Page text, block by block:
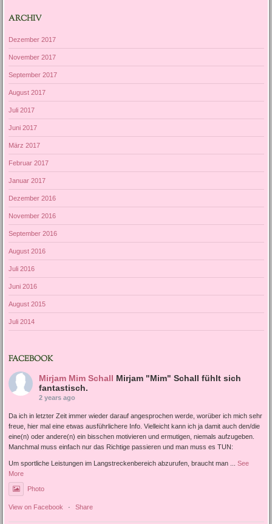
ARCHIV
Dezember 2017
November 2017
September 2017
August 2017
Juli 2017
Juni 2017
März 2017
Februar 2017
Januar 2017
Dezember 2016
November 2016
September 2016
August 2016
Juli 2016
Juni 2016
August 2015
Juli 2014
FACEBOOK
Mirjam Mim Schall Mirjam "Mim" Schall fühlt sich
fantastisch.
2 years ago
Da ich in letzter Zeit immer wieder darauf angesprochen werde, worüber ich mich sehr
freue, hier mal eine etwas ausführlichere Info. Vielleicht kann ich ja damit auch den/die
eine(n) oder andere(n) ein bisschen motivieren und ermutigen, niemals aufzugeben.
Manchmal muss einfach nur das Richtige passieren und man muss es TUN:
Um sportliche Leistungen im Langstreckenbereich abzurufen, braucht man
See
More
Photo
View on Facebook · Share